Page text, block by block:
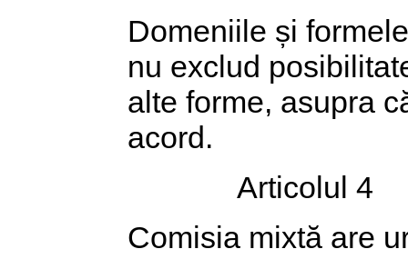
Domeniile și
nu exclud
alte forme, asupra
acord.
Articolul 4
Comisia mixtă are